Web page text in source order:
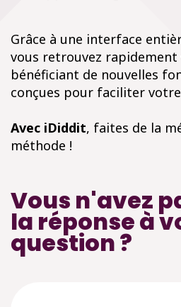
Grâce à une interface
vous retrouvez
bénéficiant de nouvelles
conçues pour faciliter
Avec iDiddit, faites de la
méthode !
Vous n'avez
la réponse à
question ?